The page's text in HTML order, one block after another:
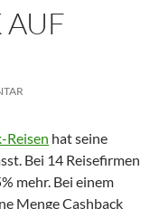
AUF
Reisen hat seine
Bei 14 Reisefirmen
mehr. Bei einem
Menge Cashback